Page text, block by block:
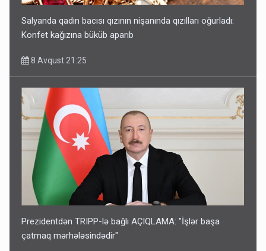
Salyanda qadın bacısı qızının nişanında qızılları oğurladı:
Konfet kağızına büküb aparıb
8 Avqust 21:25
Prezidentdən TRIPP-lə bağlı AÇIQLAMA: "İşlər başa
çatmaq mərhələsindədir"